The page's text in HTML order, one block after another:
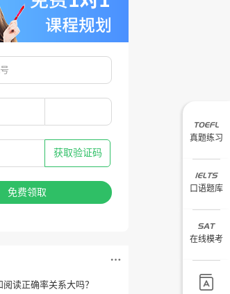
获取验证码
免费领取
读正确率关系大吗？
真题练习
口语题库
在线模考